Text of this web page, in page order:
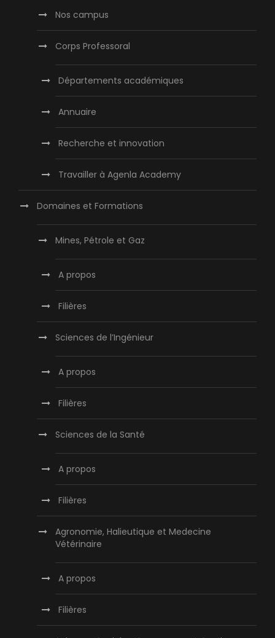
Nos campus
Corps Professoral
Départements académiques
Annuaire
Recherche et innovation
Travailler à Agenla Academy
Domaines et Formations
Mines, Pétrole et Gaz
A propos
Filières
Sciences de l’Ingénieur
A propos
Filières
Sciences de la Santé
A propos
Filières
Agronomie, Halieutique et Medecine
Vétérinaire
A propos
Filières